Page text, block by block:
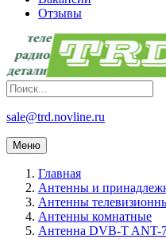
Отзывы
sale@trd.novline.ru
Меню
Главная
Антенны и
Антенны
Антенны комнатные
Антенна DVB-T ANT-